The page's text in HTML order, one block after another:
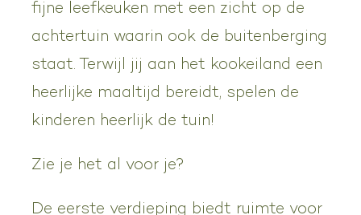
fijne leefkeuken met een zicht op de
achtertuin waarin ook de buitenberging
staat. Terwijl jij aan het kookeiland een
heerlijke maaltijd bereidt, spelen de
kinderen heerlijk de tuin!
Zie je het al voor je?
De eerste verdieping biedt ruimte voor